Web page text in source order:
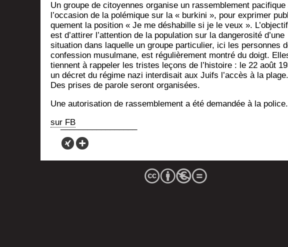
Un groupe de citoyennes orga­nise un ras­sem­ble­ment paci­fique
l’occasion de la polé­mique sur la « bur­ki­ni », pour expri­mer
que­ment la posi­tion « Je me désha­bille si je le veux ». L’objectif
est d’attirer l’attention de la popu­la­tion sur la dan­ge­ro­si­té d’une
situa­tion dans laquelle un groupe par­ti­cu­lier, ici les per­sonnes
confes­sion musul­mane, est régu­liè­re­ment mon­tré du doigt.
tiennent à rap­pe­ler les tristes leçons de l’histoire : le 22 août
un décret du régime nazi inter­di­sait aux Juifs l’accès à la plage.
Des prises de parole seront organisées.
Une auto­ri­sa­tion de ras­sem­ble­ment a été deman­dée à la police.
sur FB